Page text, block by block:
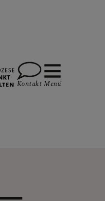
Kontakt Menü